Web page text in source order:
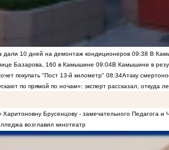
дали 10 дней на демонтаж кондиционеров 09:38 В
Базарова, 160 в Камышине 09:04В Камышине в
покупать "Пост 13-й километр" 08:34Атаку
по прямой по ночам»: эксперт рассказал, откуда
Брусенцову - замечательного Педагога и
возглавил кинотеатр